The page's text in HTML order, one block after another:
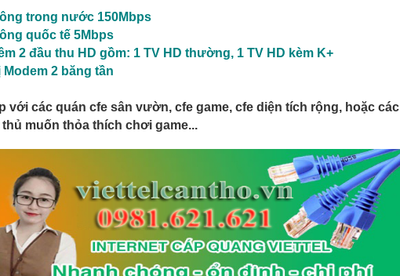
trong nước 150Mbps
quốc tế 5Mbps
2 đầu thu HD gồm: 1 TV HD thường, 1 TV HD kèm K+
Modem 2 băng tần
với các quán cfe sân vườn, cfe game, cfe diện tích rộng, hoặc các
thủ muốn thỏa thích chơi game...